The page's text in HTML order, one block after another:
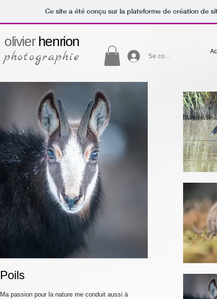
Ce site a été conçu sur la plateforme de création de
olivier henrion
photographie Se connecter
Poils
Ma passion pour la nature me conduit aussi à